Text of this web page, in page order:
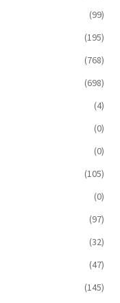
(99)
(195)
(768)
(698)
(4)
(0)
(0)
(105)
(0)
(97)
(32)
(47)
(145)